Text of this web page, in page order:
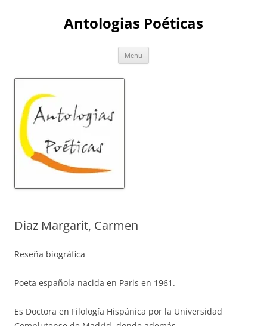
Antologias Poéticas
Menu
Diaz Margarit, Carmen
Reseña biográfica
Poeta española nacida en Paris en 1961.
Es Doctora en Filología Hispánica por la Universidad